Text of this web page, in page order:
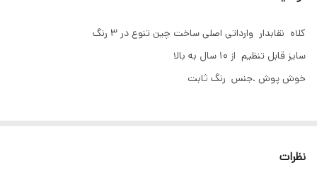
کلاه نقابدار وارداتی اصلی ساخت چین تنوع در ۳ رنگ
سایز قابل تنظیم از ۱۰ سال به بالا
خوش پوش .جنس رنگ ثابت
نظرات